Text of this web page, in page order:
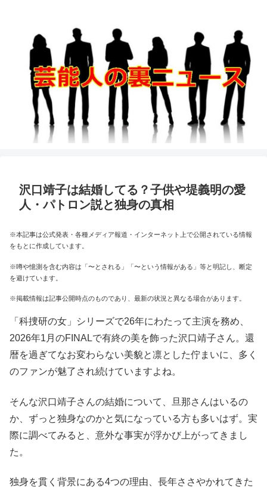
沢口靖子は結婚してる？子供や堤義明の愛
人・パトロン説と独身の真相
※本記事は公式発表・各種メディア報道・インターネット上で公開されている情報
をもとに作成しています。
※噂や憶測を含む内容は「〜とされる」「〜という情報がある」等と明記し、断定
を避けています。
※掲載情報は記事公開時点のものであり、最新の状況と異なる場合があります。
「科捜研の女」シリーズで26年にわたって主演を務め、
2026年1月のFINALで有終の美を飾った沢口靖子さん。還
暦を過ぎてなお変わらない美貌と凛とした佇まいに、多く
のファンが魅了され続けていますよね。
そんな沢口靖子さんの結婚について、旦那さんはいるの
か、ずっと独身なのかと気になっている方も多いはず。実
際に調べてみると、意外な事実が浮かび上がってきまし
た。
独身を貫く背景にある4つの理由、長年ささやかれてきた